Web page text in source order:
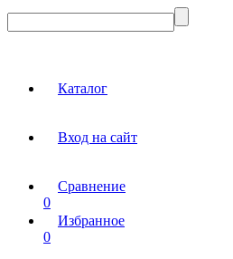
Каталог
Вход на сайт
Сравнение
0
Избранное
0